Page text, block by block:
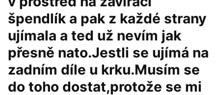
špendlík a pak z každé strany
ujímala a ted už nevím jak
přesně nato.Jestli se ujímá na
zadním díle u krku.Musím se
do toho dostat,protože se mi